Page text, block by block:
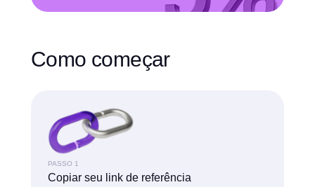
Como começar
PASSO 1
Copiar seu link de referência